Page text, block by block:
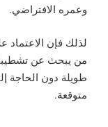
وعمره الافتراضي.
لذلك فإن الاعتماد
من يبحث عن
طويلة دون الحاجة
متوقعة.